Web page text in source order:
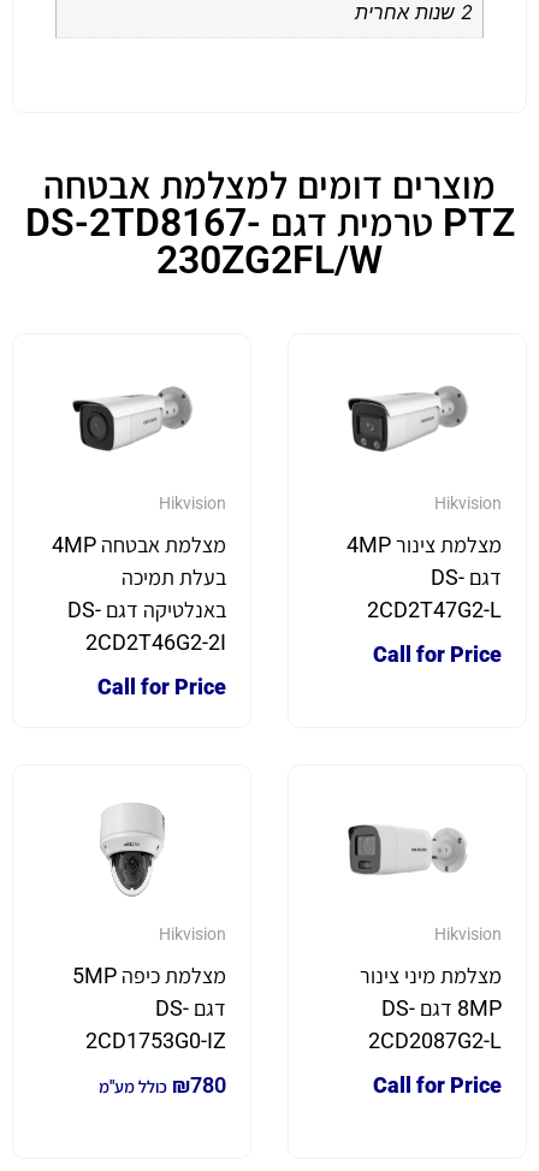
2 שנות אחרית
מוצרים דומים למצלמת אבטחה
PTZ טרמית דגם DS-2TD8167-
230ZG2FL/W
Hikvision
מצלמת צינור 4MP
דגם DS-
2CD2T47G2-L
Call for Price
Hikvision
מצלמת אבטחה 4MP
בעלת תמיכה
באנלטיקה דגם DS-
2CD2T46G2-2I
Call for Price
Hikvision
מצלמת מיני צינור
8MP דגם DS-
2CD2087G2-L
Call for Price
Hikvision
מצלמת כיפה 5MP
דגם DS-
2CD1753G0-IZ
₪780 כולל מע"מ